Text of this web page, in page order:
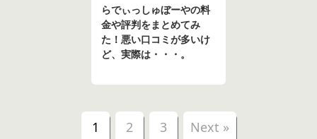
らでぃっしゅぼーやの料
金や評判をまとめてみ
た！悪い口コミが多いけ
ど、実際は・・・。
1 2 3 Next »